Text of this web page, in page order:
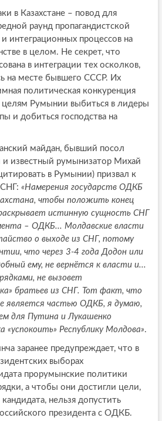
в Казахстане – повод для
раунд пропагандистской
интеграционных процессов на
в целом. Не секрет, что
в интеграции тех осколков,
на месте бывшего СССР. Их
политическая конкуренция
целям Румынии выбиться в лидеры
и добиться господства на
майдан, бывший посол
известный румынизатор Михай
в Румынии) призвал к
«Намерения государств ОДКБ
чтобы положить конец
истинную сущность СНГ
– ОДКБ... Молдавские власти
о выходе из СНГ, потому
что через 3-4 года Додон или
ему, не вернётся к власти и...
не вызовет
братьев из СНГ. Тот факт, что
является частью ОДКБ, я думаю,
для Путина и Лукашенко
«успокоить» Республику Молдова».
заранее предупреждает, что в
выборах
прорумынские политики
а чтобы они достигли цели,
нельзя допустить
президента с ОДКБ.